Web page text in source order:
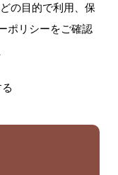
の目的で利用、保
ポリシーをご確認